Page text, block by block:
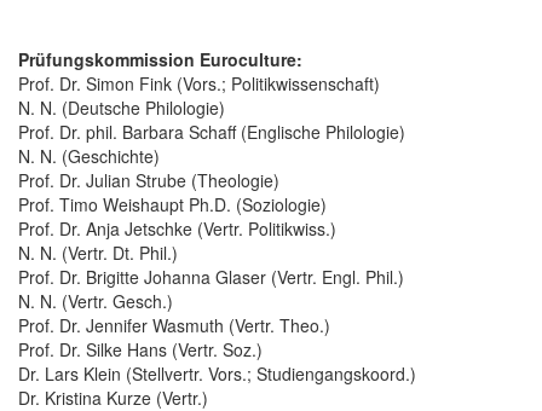
Prüfungskommission Euroculture:
Prof. Dr. Simon Fink (Vors.; Politikwissenschaft)
N. N. (Deutsche Philologie)
Prof. Dr. phil. Barbara Schaff (Englische Philologie)
N. N. (Geschichte)
Prof. Dr. Julian Strube (Theologie)
Prof. Timo Weishaupt Ph.D. (Soziologie)
Prof. Dr. Anja Jetschke (Vertr. Politikwiss.)
N. N. (Vertr. Dt. Phil.)
Prof. Dr. Brigitte Johanna Glaser (Vertr. Engl. Phil.)
N. N. (Vertr. Gesch.)
Prof. Dr. Jennifer Wasmuth (Vertr. Theo.)
Prof. Dr. Silke Hans (Vertr. Soz.)
Dr. Lars Klein (Stellvertr. Vors.; Studiengangskoord.)
Dr. Kristina Kurze (Vertr.)